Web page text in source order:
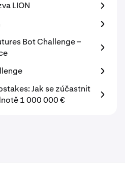
LION
Bot Challenge –
Jak se zúčastnit
1 000 000 €